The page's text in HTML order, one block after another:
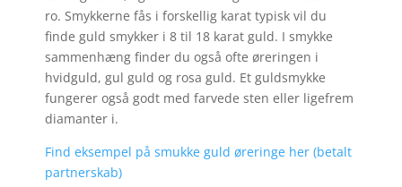
ro. Smykkerne fås i forskellig karat typisk vil du
finde guld smykker i 8 til 18 karat guld. I smykke
sammenhæng finder du også ofte øreringen i
hvidguld, gul guld og rosa guld. Et guldsmykke
fungerer også godt med farvede sten eller ligefrem
diamanter i.
Find eksempel på smukke guld øreringe her (betalt
partnerskab)